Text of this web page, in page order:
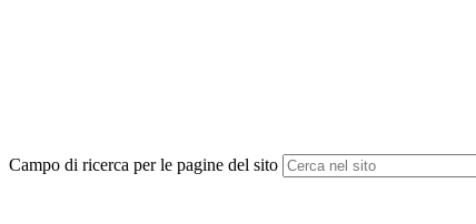
Campo di ricerca per le pagine del sito